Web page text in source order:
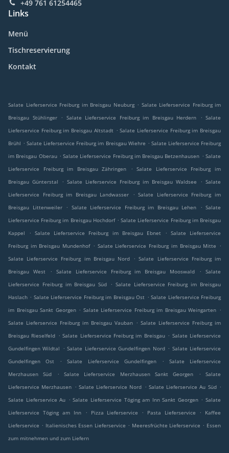
+49 761 61254465
Links
Menü
Tischreservierung
Kontakt
Salate Lieferservice Freiburg im Breisgau Neuburg . Salate Lieferservice Freiburg im
Breisgau Stühlinger
. Salate Lieferservice Freiburg im Breisgau Herdern . Salate
Lieferservice Freiburg im Breisgau Altstadt . Salate Lieferservice Freiburg im Breisgau
Brühl . Salate Lieferservice Freiburg im Breisgau Wiehre . Salate Lieferservice Freiburg
im Breisgau Oberau . Salate Lieferservice Freiburg im Breisgau Betzenhausen . Salate
Lieferservice Freiburg im Breisgau Zähringen
. Salate Lieferservice Freiburg im
Breisgau Günterstal
. Salate Lieferservice Freiburg im Breisgau Waldsee . Salate
Lieferservice Freiburg im Breisgau Landwasser
. Salate Lieferservice Freiburg im
Breisgau Littenweiler
. Salate Lieferservice Freiburg im Breisgau Lehen . Salate
Lieferservice Freiburg im Breisgau Hochdorf . Salate Lieferservice Freiburg im Breisgau
Kappel
. Salate Lieferservice Freiburg im Breisgau Ebnet . Salate Lieferservice
Freiburg im Breisgau Mundenhof . Salate Lieferservice Freiburg im Breisgau Mitte
.
Salate Lieferservice Freiburg im Breisgau Nord
. Salate Lieferservice Freiburg im
Breisgau West
. Salate Lieferservice Freiburg im Breisgau Mooswald .
Salate
Lieferservice Freiburg im Breisgau Süd
. Salate Lieferservice Freiburg im Breisgau
Haslach . Salate Lieferservice Freiburg im Breisgau Ost . Salate Lieferservice Freiburg
im Breisgau Sankt Georgen . Salate Lieferservice Freiburg im Breisgau Weingarten .
Salate Lieferservice Freiburg im Breisgau Vauban . Salate Lieferservice Freiburg im
Breisgau Rieselfeld . Salate Lieferservice Freiburg im Breisgau . Salate Lieferservice
Gundelfingen Wildtal
. Salate Lieferservice Gundelfingen Nord . Salate Lieferservice
Gundelfingen Ost
. Salate Lieferservice Gundelfingen .
Salate Lieferservice
Merzhausen Süd
. Salate Lieferservice Merzhausen Sankt Georgen .
Salate
Lieferservice Merzhausen . Salate Lieferservice Nord . Salate Lieferservice Au Süd .
Salate Lieferservice Au . Salate Lieferservice Töging am Inn Sankt Georgen . Salate
Lieferservice Töging am Inn
. Pizza Lieferservice . Pasta Lieferservice .
Kaffee
Lieferservice . Italienisches Essen Lieferservice . Meeresfrüchte Lieferservice . Essen
zum mitnehmen und zum Liefern